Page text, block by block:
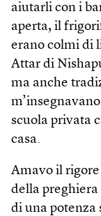
aiutarli con i
aperta, il
erano colmi di
Attar di
ma anche
scuola privata
casa.
Amavo il
della preghiera
di una